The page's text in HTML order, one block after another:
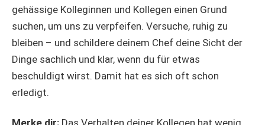
gehässige Kolleginnen und Kollegen einen Grund
suchen, um uns zu verpfeifen. Versuche, ruhig zu
bleiben – und schildere deinem Chef deine Sicht der
Dinge sachlich und klar, wenn du für etwas
beschuldigt wirst. Damit hat es sich oft schon
erledigt.
Merke dir: Das Verhalten deiner Kollegen hat wenig